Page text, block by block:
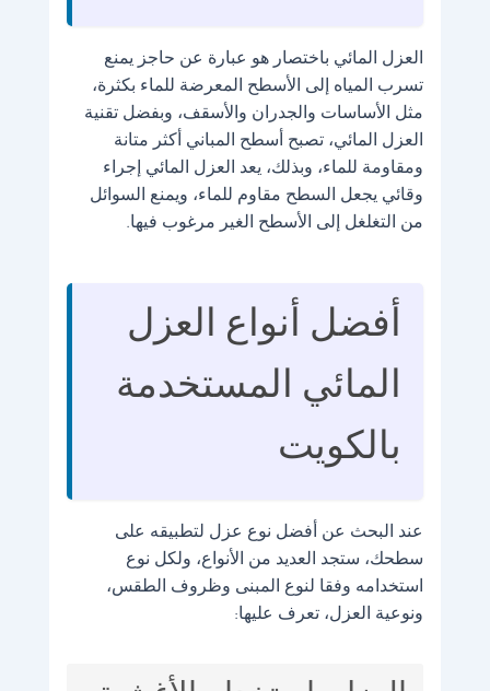
العزل المائي باختصار هو عبارة عن حاجز يمنع
تسرب المياه إلى الأسطح المعرضة للماء بكثرة،
مثل الأساسات والجدران والأسقف، وبفضل تقنية
العزل المائي، تصبح أسطح المباني أكثر متانة
ومقاومة للماء، وبذلك، يعد العزل المائي إجراء
وقائي يجعل السطح مقاوم للماء، ويمنع السوائل
من التغلغل إلى الأسطح الغير مرغوب فيها.
أفضل أنواع العزل
المائي المستخدمة
بالكويت
عند البحث عن أفضل نوع عزل لتطبيقه على
سطحك، ستجد العديد من الأنواع، ولكل نوع
استخدامه وفقا لنوع المبنى وظروف الطقس،
ونوعية العزل، تعرف عليها: